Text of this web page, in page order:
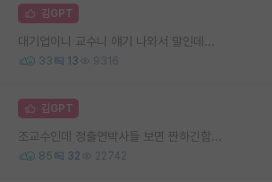
김GPT
대기업이니 교수니 얘기 나와서 말인데...
33 13 9316
김GPT
조교수인데 정출연박사들 보면 짠하긴함...
85 32 22742